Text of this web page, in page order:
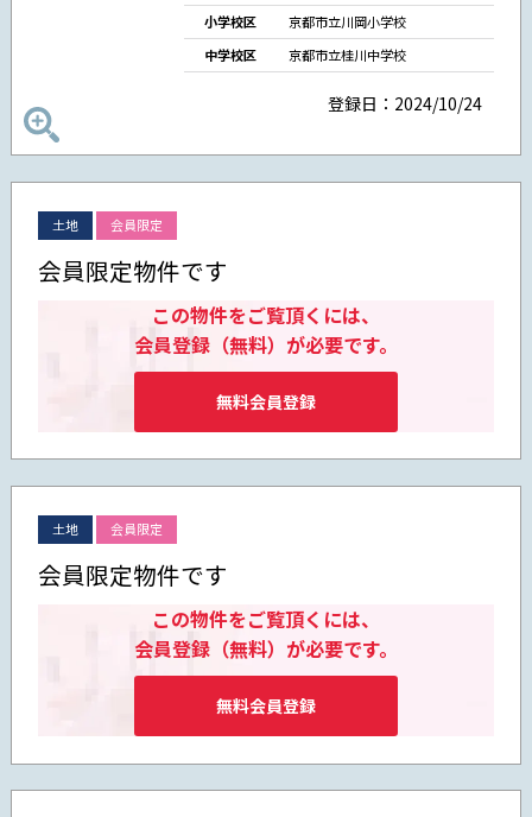
小学校区
京都市立川岡小学校
中学校区
京都市立桂川中学校
登録日：2024/10/24
土地 会員限定
会員限定物件です
この物件をご覧頂くには、
会員登録（無料）が必要です。
無料会員登録
土地 会員限定
会員限定物件です
この物件をご覧頂くには、
会員登録（無料）が必要です。
無料会員登録